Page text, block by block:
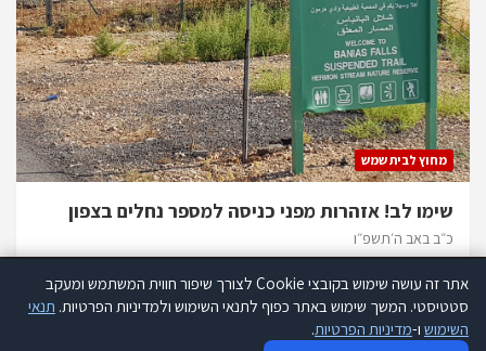
מחוץ לבית שמש
שימו לב! אזהרות מפני כניסה למספר נחלים בצפון
כ״ב באב ה׳תשפ״ו
כל הזכויות שמורות להנהלת אתר 418 |
אתר זה עושה שימוש בקובצי Cookie לצורך שיפור חווית המשתמש ומעקב
סטטיסטי. המשך שימוש באתר כפוף לתנאי השימוש ולמדיניות הפרטיות. תנאי
השימוש ו-מדיניות הפרטיות.
אתר זה עושה שימוש בקוקיז לצורך שיפור חווית המשתמש ומעקב סטטיסטי.
קרא עוד